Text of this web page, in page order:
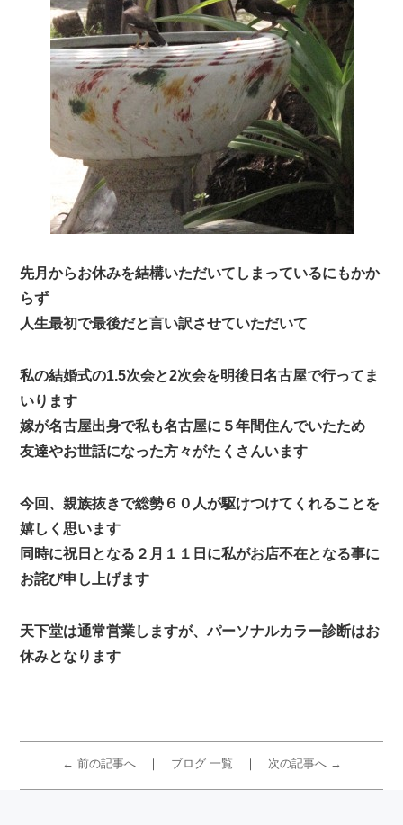
先月からお休みを結構いただいてしまっているにもかか
らず
人生最初で最後だと言い訳させていただいて
私の結婚式の1.5次会と2次会を明後日名古屋で行ってま
いります
嫁が名古屋出身で私も名古屋に５年間住んでいたため
友達やお世話になった方々がたくさんいます
今回、親族抜きで総勢６０人が駆けつけてくれることを
嬉しく思います
同時に祝日となる２月１１日に私がお店不在となる事に
お詫び申し上げます
天下堂は通常営業しますが、パーソナルカラー診断はお
休みとなります
← 前の記事へ ブログ 一覧 次の記事へ →